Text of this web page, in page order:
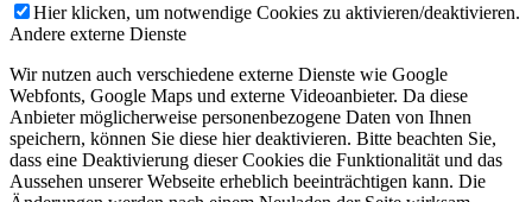
Hier klicken, um notwendige Cookies zu aktivieren/deaktivieren.
Andere externe Dienste
Wir nutzen auch verschiedene externe Dienste wie Google
Webfonts, Google Maps und externe Videoanbieter. Da diese
Anbieter möglicherweise personenbezogene Daten von Ihnen
speichern, können Sie diese hier deaktivieren. Bitte beachten Sie,
dass eine Deaktivierung dieser Cookies die Funktionalität und das
Aussehen unserer Webseite erheblich beeinträchtigen kann. Die